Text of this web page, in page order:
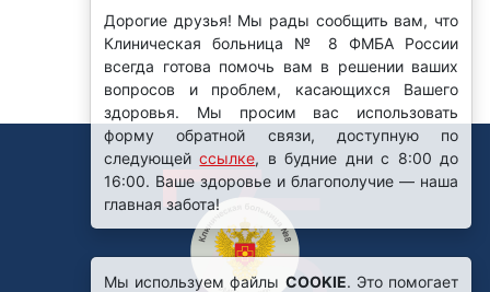
Дорогие друзья! Мы рады сообщить вам, что
Клиническая больница № 8 ФМБА России
всегда готова помочь вам в решении ваших
вопросов и проблем, касающихся Вашего
здоровья. Мы просим вас использовать
форму обратной связи, доступную по
следующейссылке, в будние дни с 8:00 до
16:00. Ваше здоровье и благополучие — наша
главная забота!
Мы используем файлы COOKIE. Это помогает